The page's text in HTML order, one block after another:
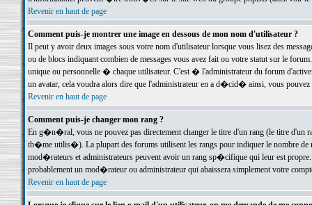
Revenir en haut de page
Comment puis-je montrer une image en dessous de mon nom d'utilisateur ?
Il peut y avoir deux images sous votre nom d'utilisateur lorsque vous lisez des
ou de blocs indiquant combien de messages vous avez fait ou votre statut sur le
unique ou personnelle � chaque utilisateur. C'est � l'administrateur du forum
un avatar, cela voudra alors dire que l'administrateur en a d�cid� ainsi, vous
Revenir en haut de page
Comment puis-je changer mon rang ?
En g�n�ral, vous ne pouvez pas directement changer le titre d'un rang (le titre d'un
th�me utilis�). La plupart des forums utilisent les rangs pour indiquer le nombre de
mod�rateurs et administrateurs peuvent avoir un rang sp�cifique qui leur est
probablement un mod�rateur ou administrateur qui abaissera simplement votre
Revenir en haut de page